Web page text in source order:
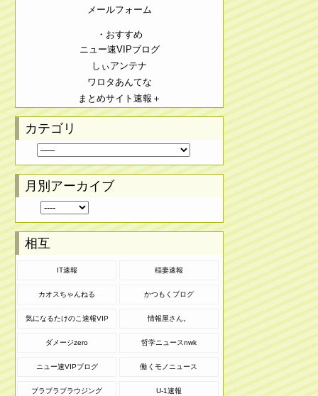
メールフォーム
・おすすめ
ニュー速VIPブログ
しぃアンテナ
ワロタあんてな
まとめサイト速報＋
カテゴリ
月別アーカイブ
相互
IT速報 稲妻速報
カオスちゃんねる かつもくブログ
気になるたけのこ速報VIP 情報屋さん。
ダメージzero 哲学ニュースnwk
ニュー速VIPブログ 働くモノニュース
ブラブラブラウジング U-1速報